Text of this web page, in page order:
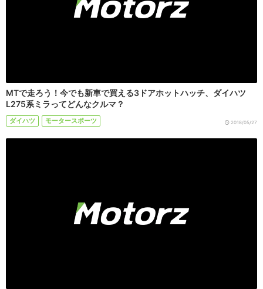
MTで走ろう！今でも新車で買える3ドアホットハッチ、ダイハツ
L275系ミラってどんなクルマ？
ダイハツ モータースポーツ 2018/05/27